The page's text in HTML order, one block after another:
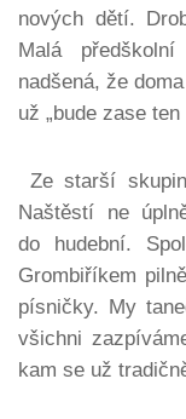
nových dětí.
Malá
nadšená, že
už „bude zase ten
Ze starší
Naštěstí ne
do hudební.
Grombiříkem
písničky. My
všichni
kam se už